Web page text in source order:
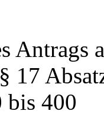
Antrags
17
bis 400